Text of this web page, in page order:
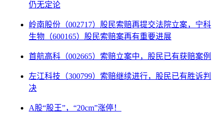
仍无定论
岭南股份（002717）股民索赔再提交法院立案，宁科
生物（600165）股民索赔案再有重要进展
首航高科（002665）索赔立案中，股民已有获赔案例
左江科技（300799）索赔继续进行，股民已有胜诉判
决
A股“股王”，“20cm”涨停！